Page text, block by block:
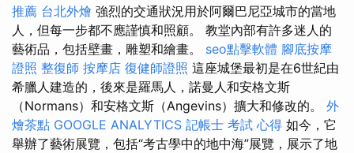
推薦 台北外燴 強烈的交通狀況用於阿爾巴尼亞城市的當地
人，但每一步都不應謹慎和照顧。 教堂內部有許多迷人的
藝術品，包括壁畫，雕塑和繪畫。 seo點擊軟體 腳底按摩
證照 整復師 按摩店 復健師證照 這座城堡最初是在6世紀由
希臘人建造的，後來是羅馬人，諾曼人和安格文斯
（Normans）和安格文斯（Angevins）擴大和修改的。 外
燴茶點 GOOGLE ANALYTICS 記帳士 考試 心得 如今，它
舉辦了藝術展覽，包括“考古學中的地中海”展覽，展示了地